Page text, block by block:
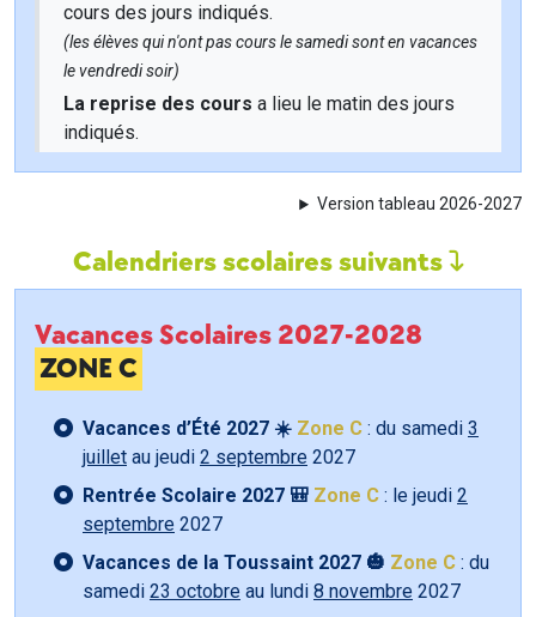
cours des jours indiqués.
(les élèves qui n'ont pas cours le samedi sont en vacances
le vendredi soir)
La reprise des cours a lieu le matin des jours
indiqués.
Version tableau 2026-2027
Calendriers scolaires suivants
Vacances Scolaires 2027-2028
ZONE C
Vacances d’Été 2027 ☀️ Zone C : du samedi 3
juillet au jeudi 2 septembre 2027
Rentrée Scolaire 2027 🎒 Zone C : le jeudi 2
septembre 2027
Vacances de la Toussaint 2027 🎃 Zone C : du
samedi 23 octobre au lundi 8 novembre 2027